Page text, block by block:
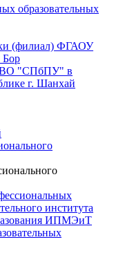
образовательных
(филиал) ФГАОУ
ВО "СПбПУ" в
г. Шанхай
института
ИПМЭиТ